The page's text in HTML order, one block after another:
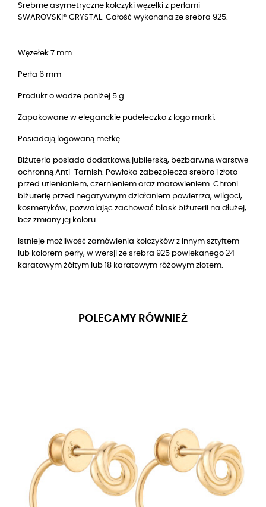
Srebrne asymetryczne kolczyki węzełki z perłami
SWAROVSKI® CRYSTAL. Całość wykonana ze srebra 925.
Węzełek 7 mm
Perła 6 mm
Produkt o wadze poniżej 5 g.
Zapakowane w eleganckie pudełeczko z logo marki.
Posiadają logowaną metkę.
Biżuteria posiada dodatkową jubilerską, bezbarwną warstwę
ochronną Anti-Tarnish. Powłoka zabezpiecza srebro i złoto
przed utlenianiem, czernieniem oraz matowieniem. Chroni
biżuterię przed negatywnym działaniem powietrza, wilgoci,
kosmetyków, pozwalając zachować blask biżuterii na dłużej,
bez zmiany jej koloru.
Istnieje możliwość zamówienia kolczyków z innym sztyftem
lub kolorem perły, w wersji ze srebra 925 powlekanego 24
karatowym żółtym lub 18 karatowym różowym złotem.
POLECAMY RÓWNIEŻ